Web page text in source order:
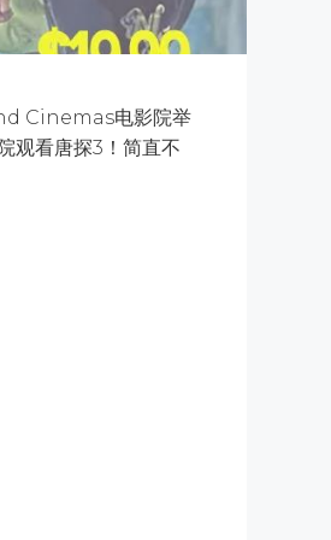
Cinemas电影院举
观看唐探3！简直不